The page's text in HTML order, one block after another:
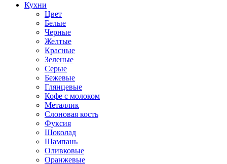
Кухни
Цвет
Белые
Черные
Желтые
Красные
Зеленые
Серые
Бежевые
Глянцевые
Кофе с молоком
Металлик
Слоновая кость
Фуксия
Шоколад
Шампань
Оливковые
Оранжевые